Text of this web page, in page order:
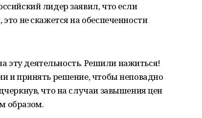
лидер заявил, что если
не скажется на обеспеченности
эту деятельность. Решили нажиться!
и принять решение, чтобы неповадно
что на случаи завышения цен
образом.